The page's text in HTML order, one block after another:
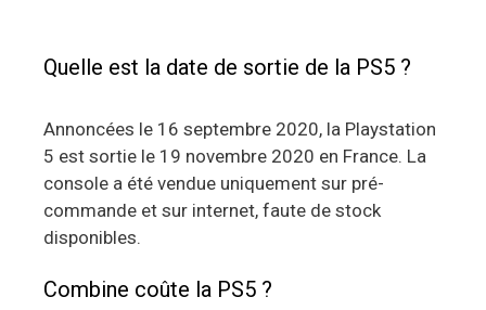
Quelle est la date de sortie de la PS5 ?
Annoncées le 16 septembre 2020, la Playstation
5 est sortie le 19 novembre 2020 en France. La
console a été vendue uniquement sur pré-
commande et sur internet, faute de stock
disponibles.
Combine coûte la PS5 ?